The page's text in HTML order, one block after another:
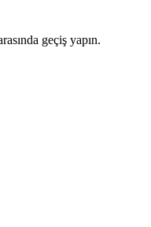
geçiş yapın.